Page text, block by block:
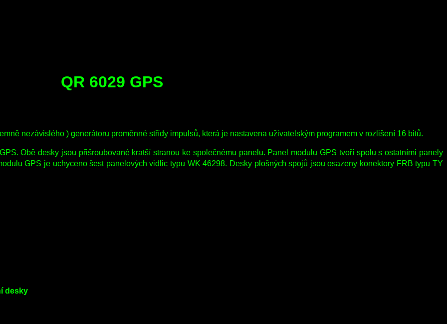
QR 6029 GPS
nezávislého ) generátoru proměnné střídy impulsů, která je nastavena uživatelským programem v rozlišení 16 bitů.
Obě desky jsou přišroubované kratší stranou ke společnému panelu. Panel modulu GPS tvoří spolu s ostatními panely
GPS je uchyceno šest panelových vidlic typu WK 46298. Desky plošných spojů jsou osazeny konektory FRB typu TY
desky